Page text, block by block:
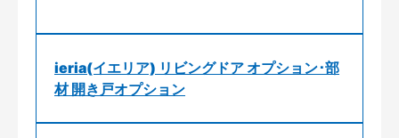
ieria(イエリア) リビングドア オプション･部
材 開き戸オプション